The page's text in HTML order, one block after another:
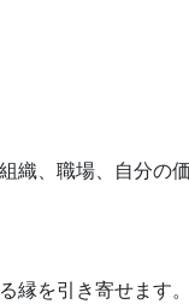
織、職場、自分の
縁を引き寄せます。